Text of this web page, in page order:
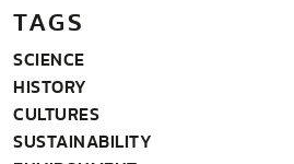
TAGS
SCIENCE
HISTORY
CULTURES
SUSTAINABILITY